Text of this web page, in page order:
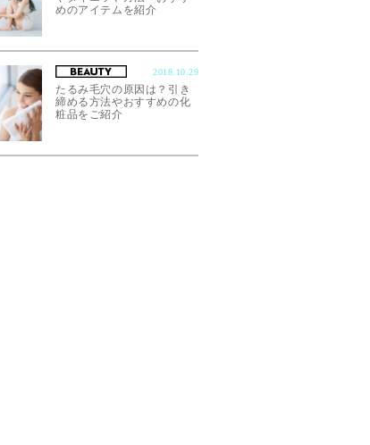
めのアイテムを紹介
2018.10.29
たるみ毛穴の原因は？引き
締める方法やおすすめの化
粧品をご紹介